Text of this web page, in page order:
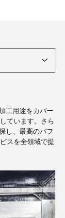
工用途をカバー
ています。さら
し、最高のパフ
スを全領域で提